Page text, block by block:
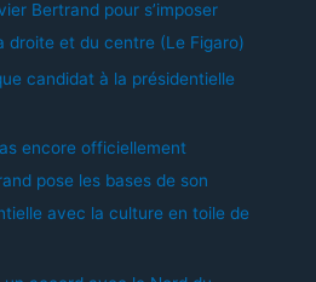
Bertrand pour s’imposer
droite et du centre (Le Figaro)
candidat à la présidentielle
encore officiellement
pose les bases de son
avec la culture en toile de